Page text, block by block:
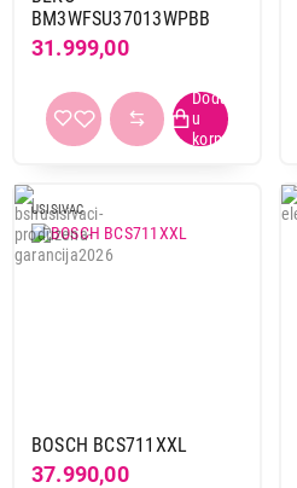
BM3WFSU37013WPBB
31.999,00
USISIVAC
BOSCH BCS711XXL
37.990,00